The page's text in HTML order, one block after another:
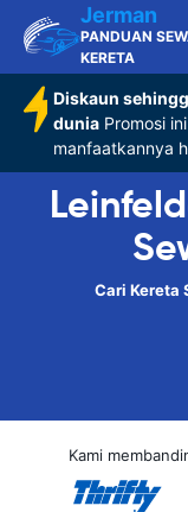
Jerman
PANDUAN
KERETA
Diskaun
dunia Promosi
manfaatkannya
Cari Kereta
Kami